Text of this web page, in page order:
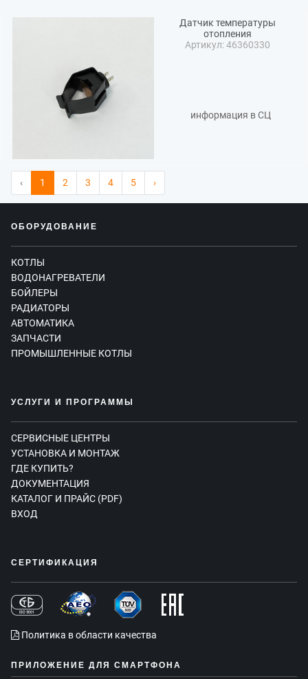
Датчик температуры
отопления
Артикул: 46360330
информация в СЦ
‹ 1 2 3 4 5 ›
ОБОРУДОВАНИЕ
КОТЛЫ
ВОДОНАГРЕВАТЕЛИ
БОЙЛЕРЫ
РАДИАТОРЫ
АВТОМАТИКА
ЗАПЧАСТИ
ПРОМЫШЛЕННЫЕ КОТЛЫ
УСЛУГИ И ПРОГРАММЫ
СЕРВИСНЫЕ ЦЕНТРЫ
УСТАНОВКА И МОНТАЖ
ГДЕ КУПИТЬ?
ДОКУМЕНТАЦИЯ
КАТАЛОГ И ПРАЙС (PDF)
ВХОД
СЕРТИФИКАЦИЯ
Политика в области качества
ПРИЛОЖЕНИЕ ДЛЯ СМАРТФОНА